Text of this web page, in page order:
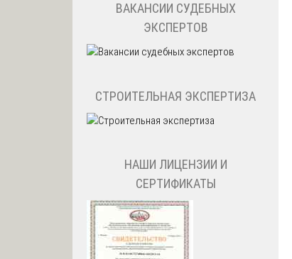
ВАКАНСИИ СУДЕБНЫХ
ЭКСПЕРТОВ
СТРОИТЕЛЬНАЯ ЭКСПЕРТИЗА
НАШИ ЛИЦЕНЗИИ И
СЕРТИФИКАТЫ